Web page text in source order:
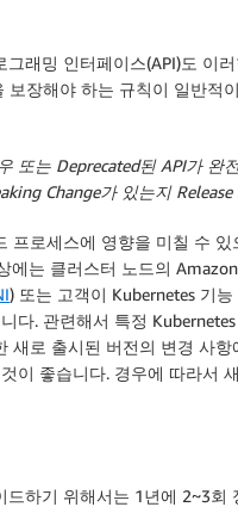
래밍 인터페이스(API)도 이
보장해야 하는 규칙이 일반적
또는 Deprecated된 API가 완
Change가 있는지
프로세스에 영향을 미칠 수
는 클러스터 노드의
) 또는 고객이 Kubernetes 기
다. 관련해서 특정
새로 출시된 버전의 변경 사항
이 좋습니다. 경우에 따라서
하기 위해서는 1년에 2~3회